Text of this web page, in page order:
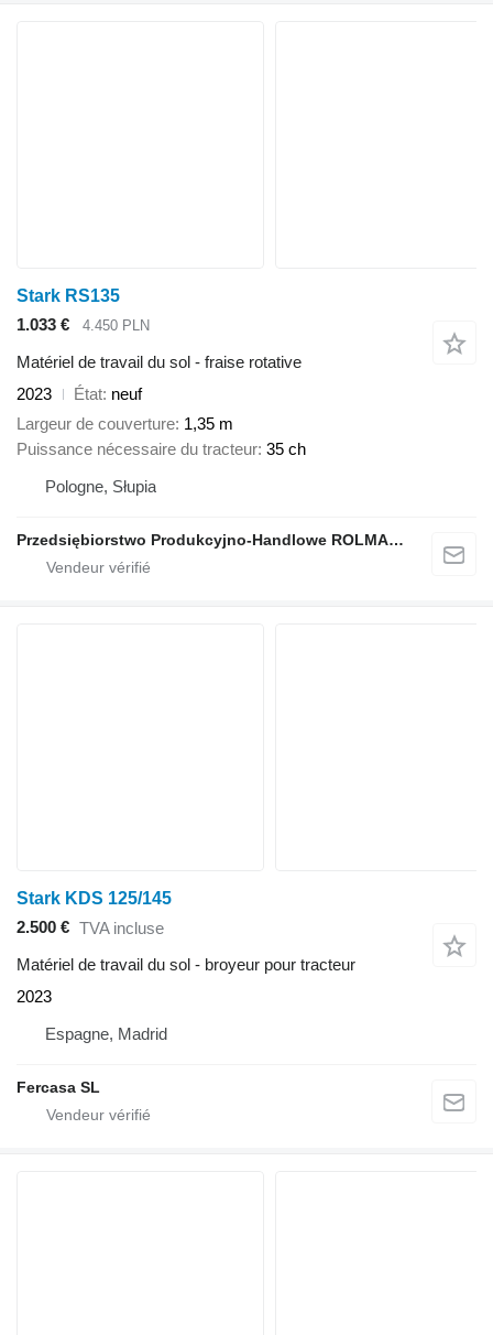
Stark RS135
1.033 €
4.450 PLN
Matériel de travail du sol - fraise rotative
2023
État neuf
Largeur de couverture 1,35 m
Puissance nécessaire du tracteur 35 ch
Pologne, Słupia
Przedsiębiorstwo Produkcyjno-Handlowe ROLMAPOL Marcin Dziekan
Stark KDS 125/145
2.500 € TVA incluse
Matériel de travail du sol - broyeur pour tracteur
2023
Espagne, Madrid
Fercasa SL